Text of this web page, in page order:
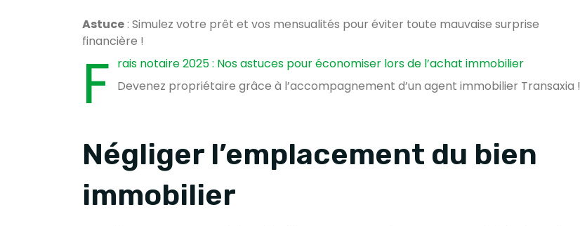
Astuce : Simulez votre prêt et vos mensualités pour éviter toute mauvaise surprise
financière !
F rais notaire 2025 : Nos astuces pour économiser lors de l’achat immobilier
Devenez propriétaire grâce à l’accompagnement d’un agent immobilier Transaxia !
Négliger l’emplacement du bien
immobilier